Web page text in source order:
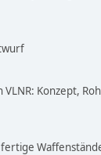
Konzept,